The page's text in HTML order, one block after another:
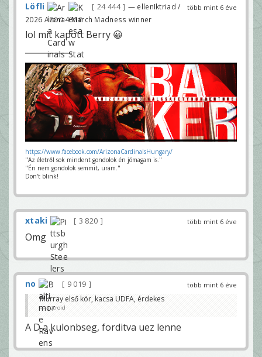
több mint 6 éve
Löfli 24 444
— ellenIktriad /
2026 Arena4 March Madness winner
lol mit kapott Berry 😀
https://www.facebook.com/ArizonaCardinalsHungary/
"Az életről sok mindent gondolok én jómagam is."
"Én nem gondolok semmit, uram."
Don't blink!
több mint 6 éve
xtaki 3 820
Omg
több mint 6 éve
no
9 019
Murray első kör, kacsa UDFA, érdekes
astroid
A D a kulonbseg, forditva uez lenne